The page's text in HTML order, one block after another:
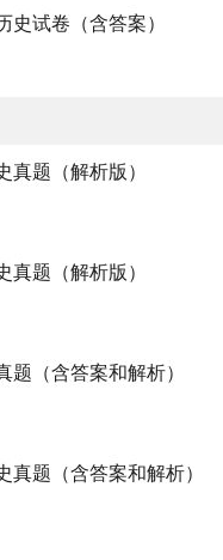
试卷（含答案）
题（解析版）
题（解析版）
（含答案和解析）
题（含答案和解析）